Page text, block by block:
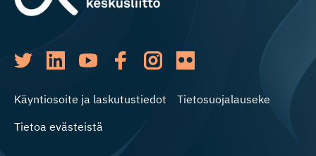
Käyntiosoite ja laskutustiedot
Tietosuojalauseke
Tietoa evästeistä